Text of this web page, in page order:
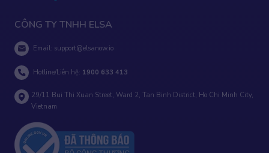
CÔNG TY TNHH ELSA
Email: support@elsanow.io
Hotline/Liên hệ: 1900 633 413
29/11 Bui Thi Xuan Street, Ward 2, Tan Binh District, Ho Chi Minh City,
Vietnam